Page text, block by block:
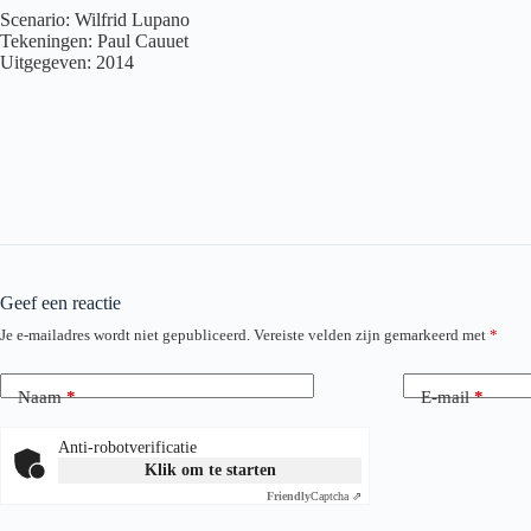
Scenario: Wilfrid Lupano
Tekeningen: Paul Cauuet
Uitgegeven: 2014
Geef een reactie
Je e-mailadres wordt niet gepubliceerd. Vereiste velden zijn gemarkeerd met *
Naam* E-mail*
Anti-robotverificatie
Klik om te starten
FriendlyCaptcha ⇗